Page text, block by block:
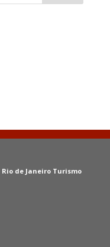
Rio de Janeiro Turismo